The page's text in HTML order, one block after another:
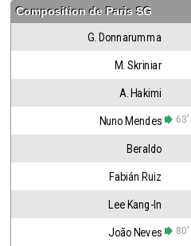
Composition de Paris SG
G. Donnarumma
M. Skriniar
A. Hakimi
Nuno Mendes 63'
Beraldo
Fabián Ruiz
Lee Kang-In
João Neves 80'